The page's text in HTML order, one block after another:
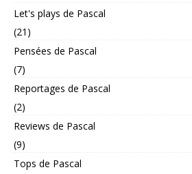
Let's plays de Pascal
(21)
Pensées de Pascal
(7)
Reportages de Pascal
(2)
Reviews de Pascal
(9)
Tops de Pascal